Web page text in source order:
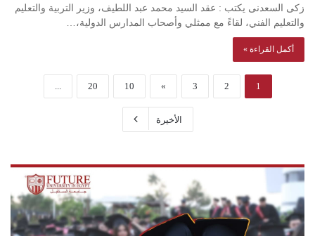
زكى السعدنى يكتب : عقد السيد محمد عبد اللطيف، وزير التربية والتعليم
والتعليم الفني، لقاءً مع ممثلي وأصحاب المدارس الدولية،…
أكمل القراءة »
1
2
3
»
10
20
...
الأخيرة